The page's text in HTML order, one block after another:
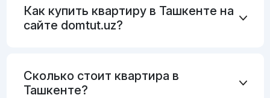
Как купить квартиру в Ташкенте на
сайте domtut.uz?
Сколько стоит квартира в
Ташкенте?